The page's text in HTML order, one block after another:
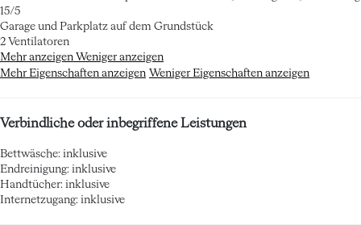
15/5
Garage und Parkplatz auf dem Grundstück
2 Ventilatoren
Mehr anzeigen Weniger anzeigen
Mehr Eigenschaften anzeigen Weniger Eigenschaften anzeigen
Verbindliche oder inbegriffene Leistungen
Bettwäsche: inklusive
Endreinigung: inklusive
Handtücher: inklusive
Internetzugang: inklusive